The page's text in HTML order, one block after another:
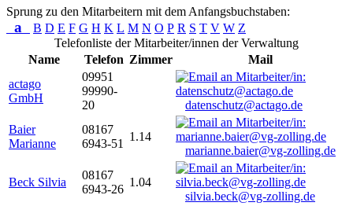
Sprung zu den Mitarbeitern mit dem Anfangsbuchstaben:
a B D E F G H K L M N O P R S T V W Z
Telefonliste der Mitarbeiter/innen der Verwaltung
Name
Telefon Zimmer
Mail
actago
GmbH
09951
99990-
20
datenschutz@actago.de
Baier
Marianne
08167
6943-51
1.14
marianne.baier@vg-zolling.de
Beck Silvia
08167
6943-26
1.04
silvia.beck@vg-zolling.de